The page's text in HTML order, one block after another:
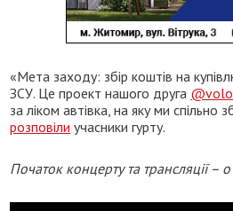
«Мета заходу: збір коштів на
ЗСУ. Це проект нашого друга
за ліком автівка, на яку ми спільно
розповіли учасники гурту.
Початок концерту та трансляції –